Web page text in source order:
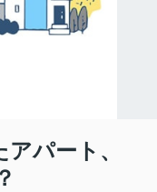
パート、